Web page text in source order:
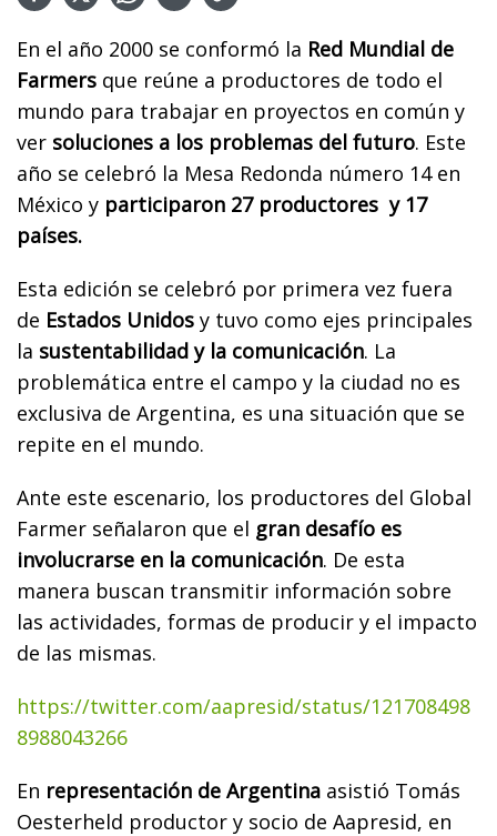
En el año 2000 se conformó la Red Mundial de
Farmers que reúne a productores de todo el
mundo para trabajar en proyectos en común y
ver soluciones a los problemas del futuro. Este
año se celebró la Mesa Redonda número 14 en
México y participaron 27 productores y 17
países.
Esta edición se celebró por primera vez fuera
de Estados Unidos y tuvo como ejes principales
la sustentabilidad y la comunicación. La
problemática entre el campo y la ciudad no es
exclusiva de Argentina, es una situación que se
repite en el mundo.
Ante este escenario, los productores del Global
Farmer señalaron que el gran desafío es
involucrarse en la comunicación. De esta
manera buscan transmitir información sobre
las actividades, formas de producir y el impacto
de las mismas.
https://twitter.com/aapresid/status/121708498
8988043266
En representación de Argentina asistió Tomás
Oesterheld productor y socio de Aapresid, en